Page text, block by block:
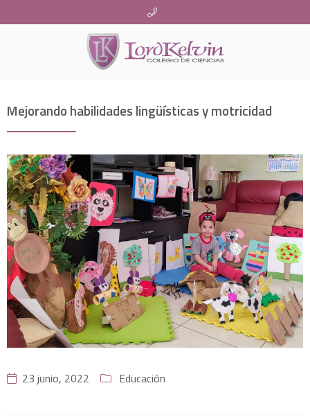
Mejorando habilidades lingüísticas y motricidad
23 junio, 2022 Educación